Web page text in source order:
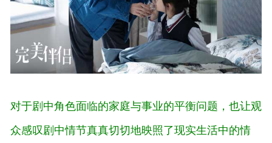
对于剧中角色面临的家庭与事业的平衡问题，也让观
众感叹剧中情节真真切切地映照了现实生活中的情